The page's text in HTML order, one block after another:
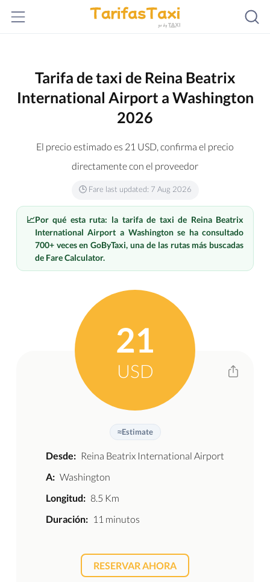
Tarifa de taxi de Reina Beatrix
International Airport a Washington
2026
El precio estimado es 21 USD, confirma el precio
directamente con el proveedor
🕒 Fare last updated: 7 Aug 2026
📈Por qué esta ruta: la tarifa de taxi de Reina Beatrix
International Airport a Washington se ha consultado
700+ veces en GoByTaxi, una de las rutas más buscadas
de Fare Calculator.
21
USD
≈Estimate
Desde: Reina Beatrix International Airport
A: Washington
Longitud: 8.5 Km
Duración: 11 minutos
RESERVAR AHORA